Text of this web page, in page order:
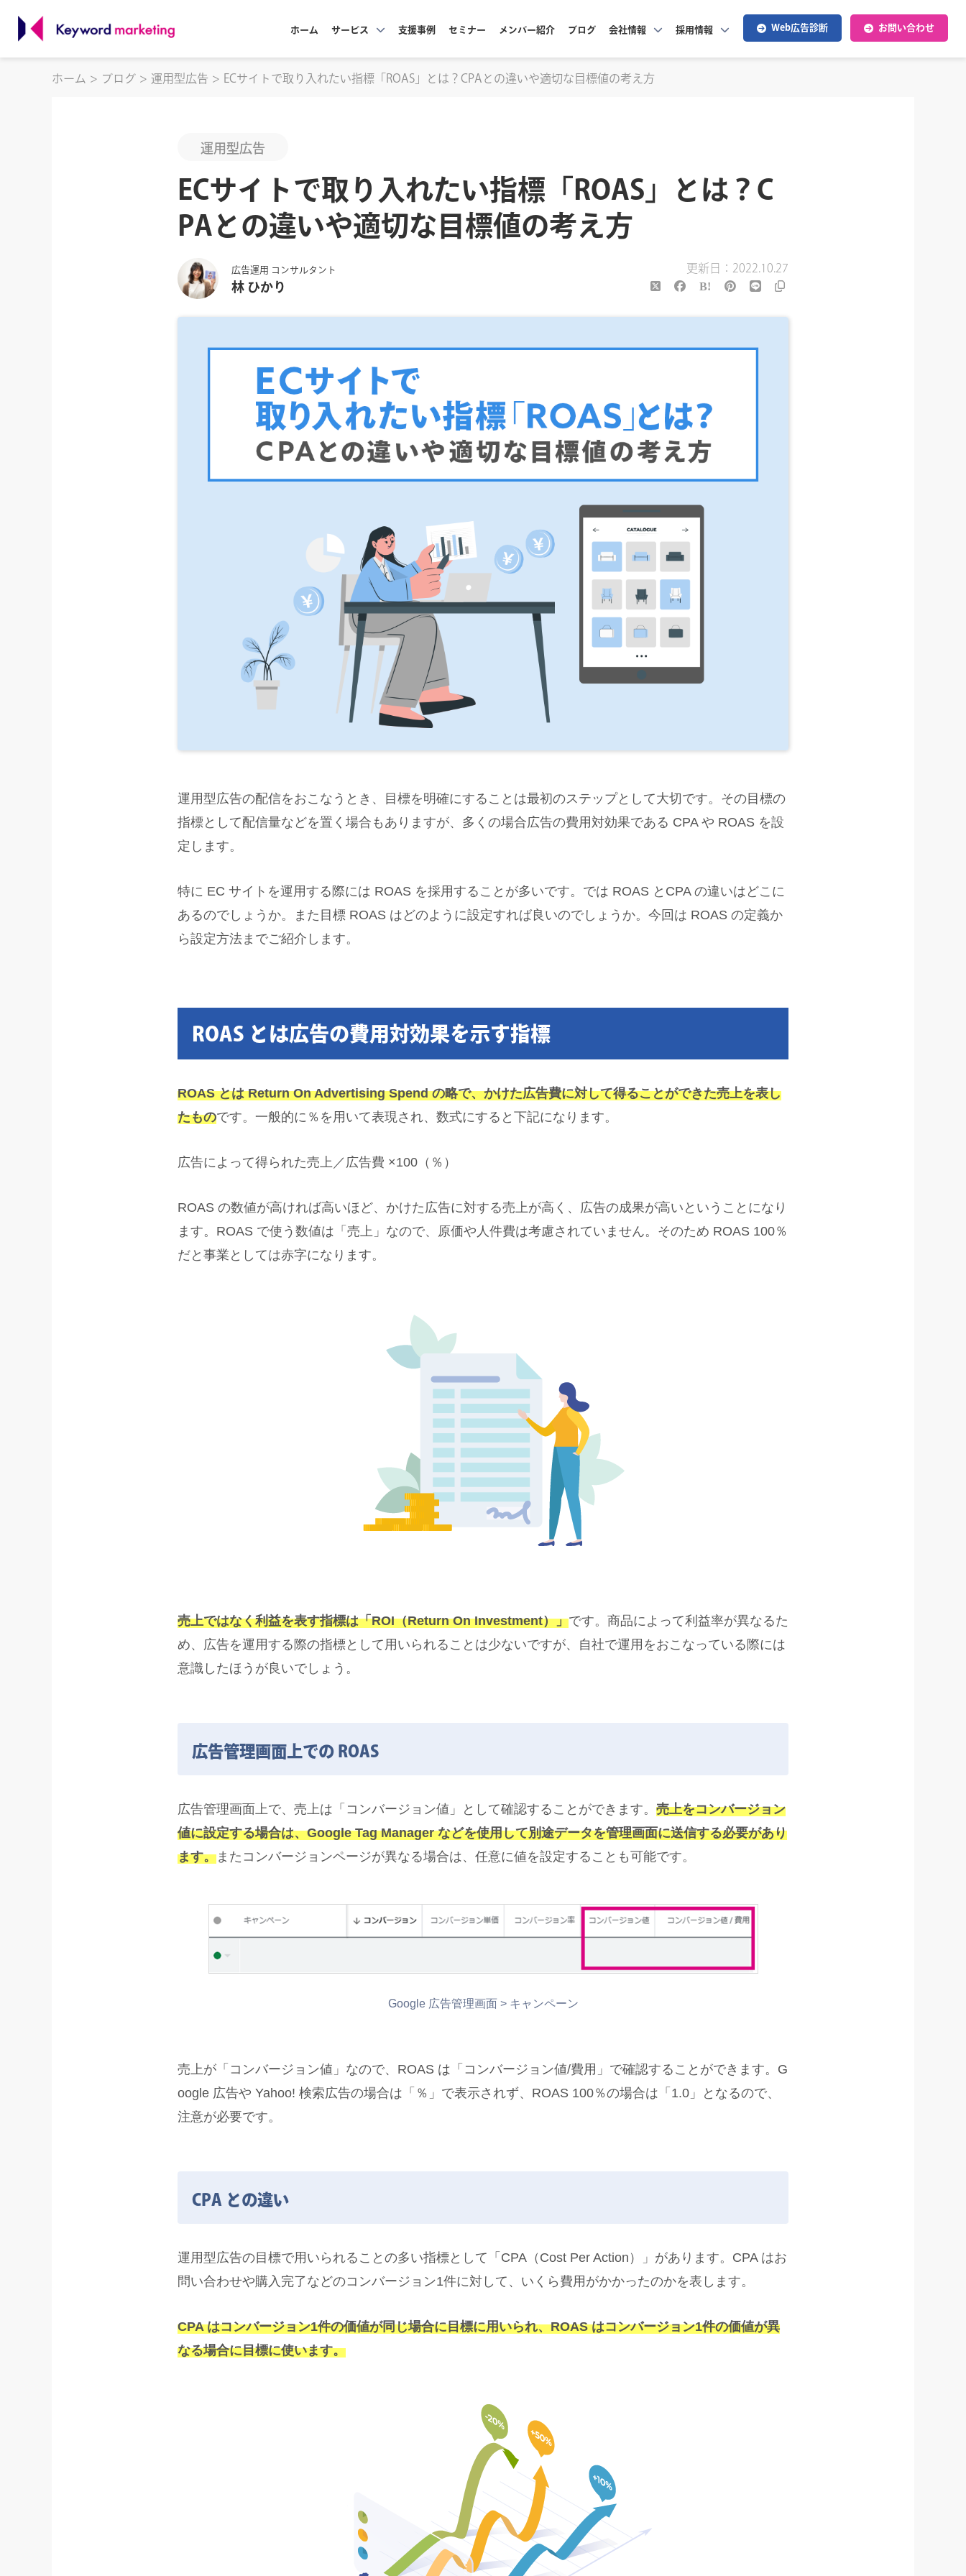
ホーム サービス 支援事例 セミナー メンバー紹介 ブログ 会社情報 採用情報 Web広告診断 お問い合わせ
ホーム ブログ 運用型広告 ECサイトで取り入れたい指標「ROAS」とは？CPAとの違いや適切な目標値の考え方
運用型広告
ECサイトで取り入れたい指標「ROAS」とは？C
PAとの違いや適切な目標値の考え方
広告運用 コンサルタント
林 ひかり
更新日：2022.10.27
運用型広告の配信をおこなうとき、目標を明確にすることは最初のステップとして大切です。その目標の
指標として配信量などを置く場合もありますが、多くの場合広告の費用対効果である CPA や ROAS を設
定します。
特に EC サイトを運用する際には ROAS を採用することが多いです。では ROAS とCPA の違いはどこに
あるのでしょうか。また目標 ROAS はどのように設定すれば良いのでしょうか。今回は ROAS の定義か
ら設定方法までご紹介します。
ROAS とは広告の費用対効果を示す指標
ROAS とは Return On Advertising Spend の略で、かけた広告費に対して得ることができた売上を表し
たものです。一般的に％を用いて表現され、数式にすると下記になります。
広告によって得られた売上／広告費 ×100（％）
ROAS の数値が高ければ高いほど、かけた広告に対する売上が高く、広告の成果が高いということになり
ます。ROAS で使う数値は「売上」なので、原価や人件費は考慮されていません。そのため ROAS 100％
だと事業としては赤字になります。
売上ではなく利益を表す指標は「ROI（Return On Investment）」です。商品によって利益率が異なるた
め、広告を運用する際の指標として用いられることは少ないですが、自社で運用をおこなっている際には
意識したほうが良いでしょう。
広告管理画面上での ROAS
広告管理画面上で、売上は「コンバージョン値」として確認することができます。 売上をコンバージョン
値に設定する場合は、Google Tag Manager などを使用して別途データを管理画面に送信する必要があり
ます。またコンバージョンページが異なる場合は、任意に値を設定することも可能です。
Google 広告管理画面 > キャンペーン
売上が「コンバージョン値」なので、ROAS は「コンバージョン値/費用」で確認することができます。G
oogle 広告や Yahoo! 検索広告の場合は「％」で表示されず、ROAS 100％の場合は「1.0」となるので、
注意が必要です。
CPA との違い
運用型広告の目標で用いられることの多い指標として「CPA（Cost Per Action）」があります。CPA はお
問い合わせや購入完了などのコンバージョン1件に対して、いくら費用がかかったのかを表します。
CPA はコンバージョン1件の価値が同じ場合に目標に用いられ、ROAS はコンバージョン1件の価値が異
なる場合に目標に使います。